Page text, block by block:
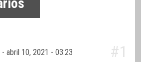
-abril 10, 2021 - 03:23 #1